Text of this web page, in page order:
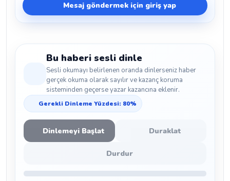
Mesaj göndermek için giriş yap
Bu haberi sesli dinle
Sesli okumayı belirlenen oranda dinlerseniz haber
gerçek okuma olarak sayılır ve kazanç koruma
sisteminden geçerse yazar kazancına eklenir.
Gerekli Dinleme Yüzdesi: 80%
Dinlemeyi Başlat Duraklat
Durdur